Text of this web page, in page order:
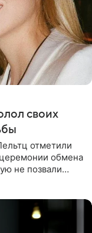
своих
отметили
обмена
не позвали